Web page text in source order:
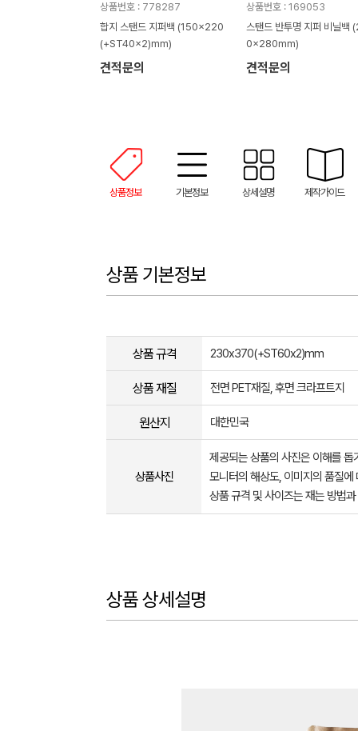
상품번호 : 778287
합지 스탠드 지퍼백 (150x220
(+ST40x2)mm)
견적문의
상품번호 : 169053
스탠드 반투명 지퍼 비닐백
0x280mm)
견적문의
상품정보 기본정보 상세설명 제작가이드
상품 기본정보
상품 규격 230x370(+ST60x2)mm
상품 재질 전면 PET재질, 후면 크라프트지
원산지 대한민국
상품사진
제공되는 상품의 사진은 이해를
모니터의 해상도, 이미지의 품질
상품 규격 및 사이즈는 재는 방법
상품 상세설명